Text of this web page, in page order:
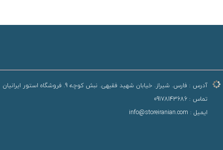
آدرس : فارس. شیراز. خیابان شهید فقیهی. نبش کوچه 9. فروشگاه استور ایرانیان
تماس : 09178143686
ایمیل : info@storeiranian.com